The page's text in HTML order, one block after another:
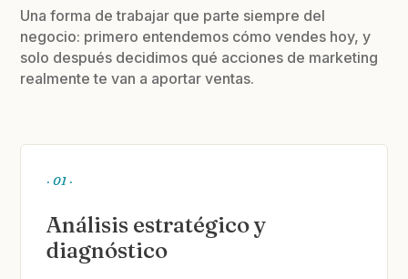
Una forma de trabajar que parte siempre del
negocio: primero entendemos cómo vendes hoy, y
solo después decidimos qué acciones de marketing
realmente te van a aportar ventas.
· 01 ·
Análisis estratégico y
diagnóstico